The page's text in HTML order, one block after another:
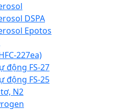
DSPA
Epotos
227ea)
động FS-27
động FS-25
N2